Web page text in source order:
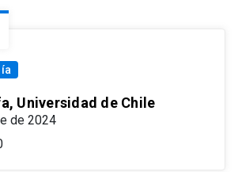
Universidad de Chile
de 2024